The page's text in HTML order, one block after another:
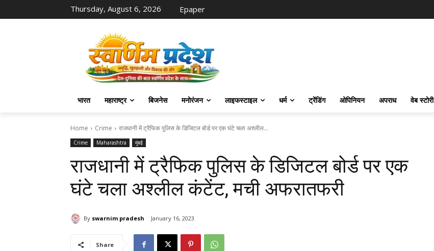
Thursday, August 6, 2026 Epaper
भारत महाराष्ट्र बिजनेस मनोरंजन लाइफस्‍टाइल धर्म ट्रेंडिंग ओपिनियन अपराध वेब स्टोरी
Home Crime राजधानी में ट्रैफिक पुलिस के डिजिटल बोर्ड पर एक घंटे चला अश्लील...
Crime Maharashtra मुंबई
राजधानी में ट्रैफिक पुलिस के डिजिटल बोर्ड पर एक
घंटे चला अश्लील कंटेंट, मची अफरातफरी
By swarnim pradesh January 16, 2023
Share